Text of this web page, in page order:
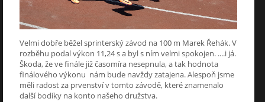
Velmi dobře běžel sprinterský závod na 100 m Marek Řehák. V
rozběhu podal výkon 11,24 s a byl s ním velmi spokojen. ....i já.
Škoda, že ve finále již časomíra nesepnula, a tak hodnota
finálového výkonu nám bude navždy zatajena. Alespoň jsme
měli radost za prvenství v tomto závodě, které znamenalo
další bodíky na konto našeho družstva.